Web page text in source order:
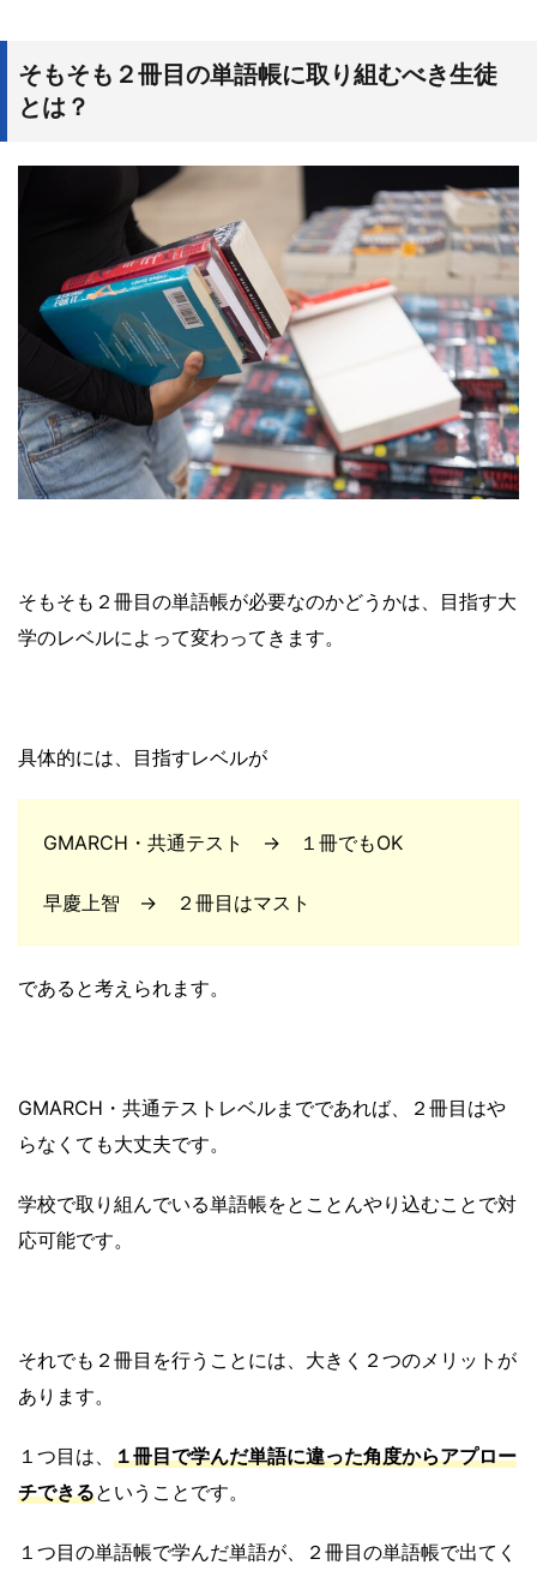
そもそも２冊目の単語帳に取り組むべき生徒
とは？
そもそも２冊目の単語帳が必要なのかどうかは、目指す大
学のレベルによって変わってきます。
具体的には、目指すレベルが
GMARCH・共通テスト → １冊でもOK
早慶上智 → ２冊目はマスト
であると考えられます。
GMARCH・共通テストレベルまでであれば、２冊目はや
らなくても大丈夫です。
学校で取り組んでいる単語帳をとことんやり込むことで対
応可能です。
それでも２冊目を行うことには、大きく２つのメリットが
あります。
１つ目は、 １冊目で学んだ単語に違った角度からアプロー
チできるということです。
１つ目の単語帳で学んだ単語が、２冊目の単語帳で出てく